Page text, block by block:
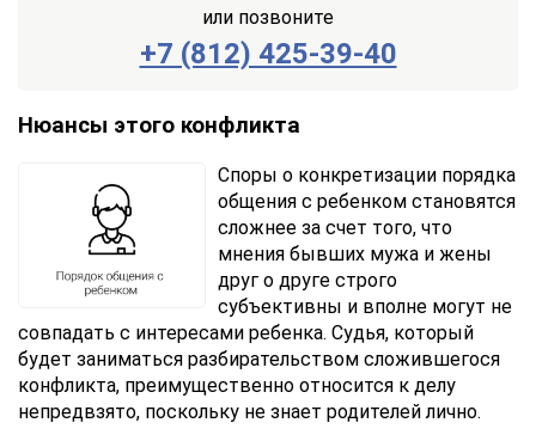
или позвоните
+7 (812) 425-39-40
Заказать
данные,
соглашаетесь
Правилами
обработки
данных
Нюансы этого конфликта
Споры о конкретизации порядка
общения с ребенком становятся
сложнее за счет того, что
мнения бывших мужа и жены
друг о друге строго
субъективны и вполне могут не
совпадать с интересами ребенка. Судья, который
будет заниматься разбирательством сложившегося
конфликта, преимущественно относится к делу
непредвзято, поскольку не знает родителей лично.